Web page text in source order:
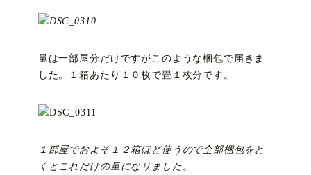
量は一部屋分だけですがこのような梱包で届きま
した。１箱あたり１０枚で畳１枚分です。
１部屋でおよそ１２箱ほど使うので全部梱包をと
くとこれだけの量になりました。